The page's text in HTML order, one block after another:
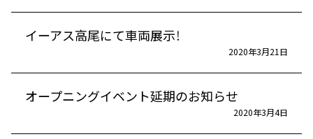
イーアス高尾にて車両展示！
2020年3月21日
オープニングイベント延期のお知らせ
2020年3月4日